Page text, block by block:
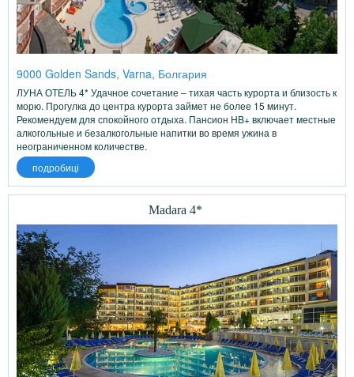
9000 Golden Sands, Varna, Болгария
ЛУНА ОТЕЛЬ 4* Удачное сочетание – тихая часть курорта и близость к
морю. Прогулка до центра курорта займет не более 15 минут.
Рекомендуем для спокойного отдыха. Пансион HB+ включает местные
алкогольные и безалкогольные напитки во время ужина в
неограниченном количестве.
подробиці
Madara 4*